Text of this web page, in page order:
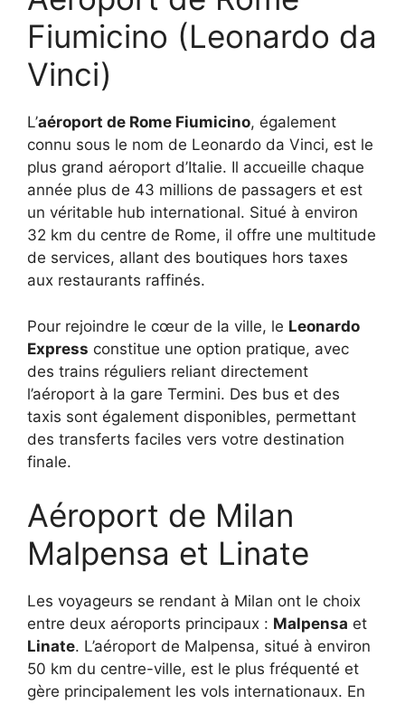
Fiumicino (Leonardo da
Vinci)
L’aéroport de Rome Fiumicino, également
connu sous le nom de Leonardo da Vinci, est le
plus grand aéroport d’Italie. Il accueille chaque
année plus de 43 millions de passagers et est
un véritable hub international. Situé à environ
32 km du centre de Rome, il offre une multitude
de services, allant des boutiques hors taxes
aux restaurants raffinés.
Pour rejoindre le cœur de la ville, le Leonardo
Express constitue une option pratique, avec
des trains réguliers reliant directement
l’aéroport à la gare Termini. Des bus et des
taxis sont également disponibles, permettant
des transferts faciles vers votre destination
finale.
Aéroport de Milan
Malpensa et Linate
Les voyageurs se rendant à Milan ont le choix
entre deux aéroports principaux : Malpensa et
Linate. L’aéroport de Malpensa, situé à environ
50 km du centre-ville, est le plus fréquenté et
gère principalement les vols internationaux. En